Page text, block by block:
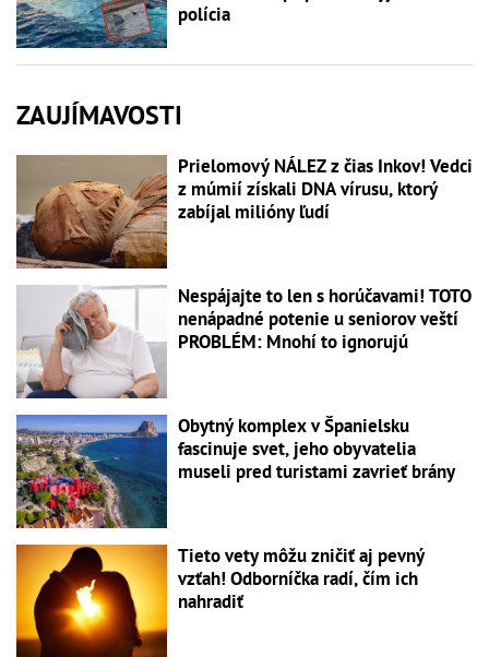
polícia
ZAUJÍMAVOSTI
Prielomový NÁLEZ z čias Inkov! Vedci
z múmií získali DNA vírusu, ktorý
zabíjal milióny ľudí
Nespájajte to len s horúčavami! TOTO
nenápadné potenie u seniorov veští
PROBLÉM: Mnohí to ignorujú
Obytný komplex v Španielsku
fascinuje svet, jeho obyvatelia
museli pred turistami zavrieť brány
Tieto vety môžu zničiť aj pevný
vzťah! Odborníčka radí, čím ich
nahradiť